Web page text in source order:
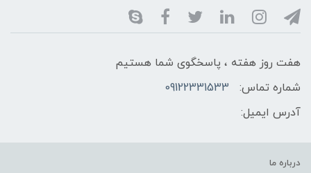
هفت روز هفته ، پاسخگوی شما هستیم
شماره تماس:
09122331533
آدرس ایمیل:
درباره ما